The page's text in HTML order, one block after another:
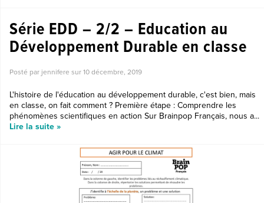
Série EDD – 2/2 – Education au
Développement Durable en classe
Posté par jennifere sur 10 décembre, 2019
L'histoire de l'éducation au développement durable, c'est bien, mais
en classe, on fait comment ? Première étape : Comprendre les
phénomènes scientifiques en action Sur Brainpop Français, nous a...
Lire la suite »